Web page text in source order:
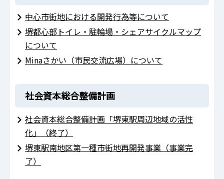
中心市街地における開発行為等について
堺都心部トイレ・駐輪場・シェアサイクルマップ
について
Minaさかい（市民交流広場）について
社会資本総合整備計画
社会資本総合整備計画「堺東駅周辺地域の活性
化」（終了）
堺東駅南地区第一種市街地再開発事業（事業完
了）